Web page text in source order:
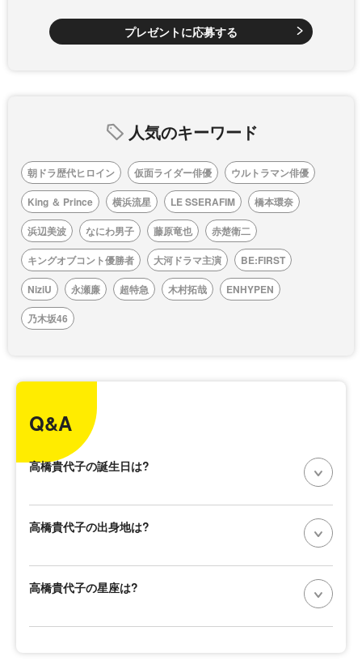
プレゼントに応募する
人気のキーワード
朝ドラ歴代ヒロイン 仮面ライダー俳優
ウルトラマン俳優
King ＆ Prince
横浜流星 LE SSERAFIM
橋本環奈
浜辺美波
なにわ男子 藤原竜也
赤楚衛二
キングオブコント優勝者
大河ドラマ主演
BE:FIRST
NiziU
永瀬廉 超特急 木村拓哉
ENHYPEN
乃木坂46
Q&A
高橋貴代子の誕生日は?
高橋貴代子の出身地は?
高橋貴代子の星座は?